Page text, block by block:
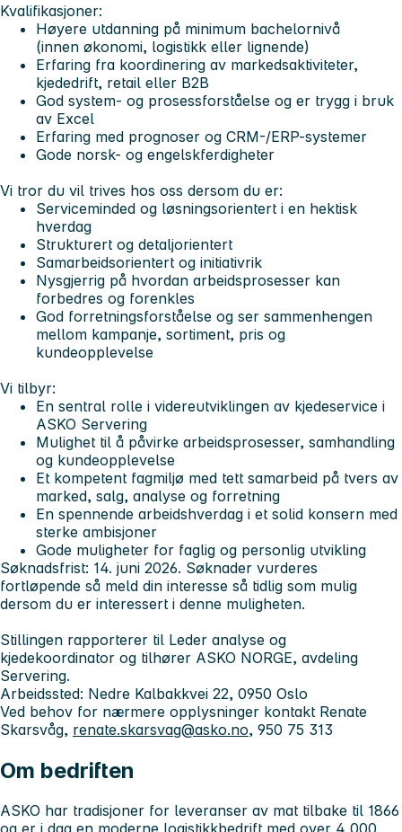
Kvalifikasjoner:
Høyere utdanning på minimum bachelornivå
(innen økonomi, logistikk eller lignende)
Erfaring fra koordinering av markedsaktiviteter,
kjededrift, retail eller B2B
God system- og prosessforståelse og er trygg i bruk
av Excel
Erfaring med prognoser og CRM-/ERP-systemer
Gode norsk- og engelskferdigheter
Vi tror du vil trives hos oss dersom du er:
Serviceminded og løsningsorientert i en hektisk
hverdag
Strukturert og detaljorientert
Samarbeidsorientert og initiativrik
Nysgjerrig på hvordan arbeidsprosesser kan
forbedres og forenkles
God forretningsforståelse og ser sammenhengen
mellom kampanje, sortiment, pris og
kundeopplevelse
Vi tilbyr:
En sentral rolle i videreutviklingen av kjedeservice i
ASKO Servering
Mulighet til å påvirke arbeidsprosesser, samhandling
og kundeopplevelse
Et kompetent fagmiljø med tett samarbeid på tvers av
marked, salg, analyse og forretning
En spennende arbeidshverdag i et solid konsern med
sterke ambisjoner
Gode muligheter for faglig og personlig utvikling
Søknadsfrist: 14. juni 2026. Søknader vurderes
fortløpende så meld din interesse så tidlig som mulig
dersom du er interessert i denne muligheten.
Stillingen rapporterer til Leder analyse og
kjedekoordinator og tilhører ASKO NORGE, avdeling
Servering.
Arbeidssted: Nedre Kalbakkvei 22, 0950 Oslo
Ved behov for nærmere opplysninger kontakt Renate
Skarsvåg, renate.skarsvag@asko.no, 950 75 313
Om bedriften
ASKO har tradisjoner for leveranser av mat tilbake til 1866
og er i dag en moderne logistikkbedrift med over 4 000